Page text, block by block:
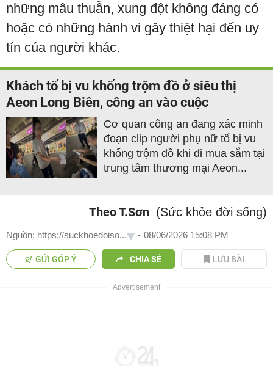
những mâu thuẫn, xung đột không đáng có
hoặc có những hành vi gây thiệt hại đến uy
tín của người khác.
Khách tố bị vu khống trộm đồ ở siêu thị
Aeon Long Biên, công an vào cuộc
Cơ quan công an đang xác minh
đoạn clip người phụ nữ tố bị vu
khống trộm đồ khi đi mua sắm tại
trung tâm thương mại Aeon...
Theo T.Sơn (Sức khỏe đời sống)
Nguồn: https://suckhoedoiso... - 08/06/2026 15:08 PM
GỬI GÓP Ý CHIA SẺ LƯU BÀI